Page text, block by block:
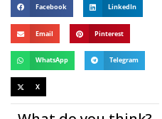
Facebook LinkedIn
Email Pinterest
WhatsApp Telegram
X